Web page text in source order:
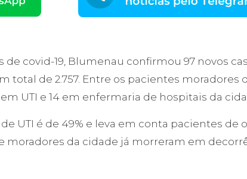
de covid-19, Blumenau confirmou 97 novos
total de 2.757. Entre os pacientes moradores
UTI e 14 em enfermaria de hospitais da
UTI é de 49% e leva em conta pacientes de
moradores da cidade já morreram em